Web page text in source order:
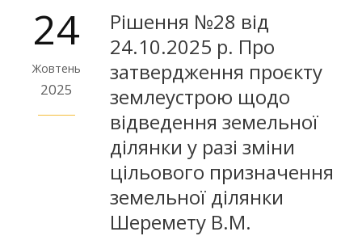
24
Жовтень
2025
Рішення №28 від
24.10.2025 р. Про
затвердження проєкту
землеустрою щодо
відведення земельної
ділянки у разі зміни
цільового призначення
земельної ділянки
Шеремету В.М.